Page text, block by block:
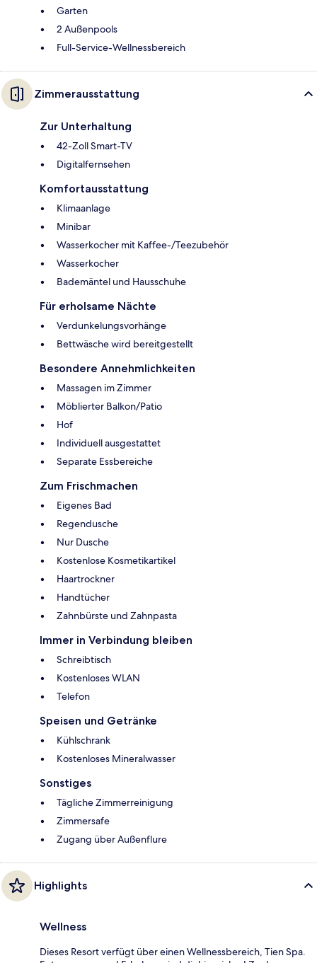
Garten
2 Außenpools
Full-Service-Wellnessbereich
Zimmerausstattung
Zur Unterhaltung
42-Zoll Smart-TV
Digitalfernsehen
Komfortausstattung
Klimaanlage
Minibar
Wasserkocher mit Kaffee-/Teezubehör
Wasserkocher
Bademäntel und Hausschuhe
Für erholsame Nächte
Verdunkelungsvorhänge
Bettwäsche wird bereitgestellt
Besondere Annehmlichkeiten
Massagen im Zimmer
Möblierter Balkon/Patio
Hof
Individuell ausgestattet
Separate Essbereiche
Zum Frischmachen
Eigenes Bad
Regendusche
Nur Dusche
Kostenlose Kosmetikartikel
Haartrockner
Handtücher
Zahnbürste und Zahnpasta
Immer in Verbindung bleiben
Schreibtisch
Kostenloses WLAN
Telefon
Speisen und Getränke
Kühlschrank
Kostenloses Mineralwasser
Sonstiges
Tägliche Zimmerreinigung
Zimmersafe
Zugang über Außenflure
Highlights
Wellness
Dieses Resort verfügt über einen Wellnessbereich, Tien Spa.